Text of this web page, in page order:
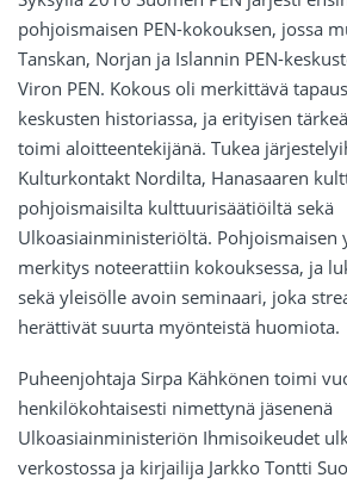
pohjoismaisen PEN-kokouksen, jossa
Tanskan, Norjan ja Islannin PEN-
Viron PEN. Kokous oli merkittävä
keskusten historiassa, ja erityisen
toimi aloitteentekijänä. Tukea
Kulturkontakt Nordilta, Hanasaaren
pohjoismaisilta kulttuurisäätiöiltä sekä
Ulkoasiainministeriöltä. Pohjoismaisen
merkitys noteerattiin kokouksessa, ja
sekä yleisölle avoin seminaari, joka
herättivät suurta myönteistä huomiota.
Puheenjohtaja Sirpa Kähkönen toimi
henkilökohtaisesti nimettynä jäsenenä
Ulkoasiainministeriön Ihmisoikeudet
verkostossa ja kirjailija Jarkko Tontti